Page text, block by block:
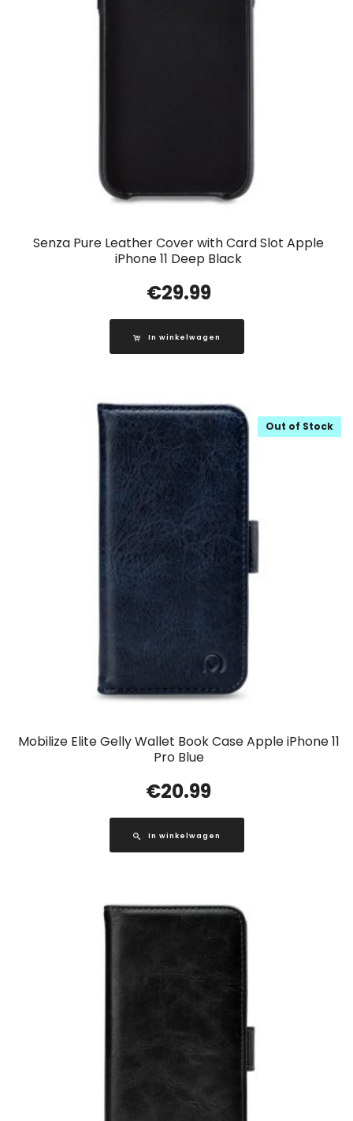
Senza Pure Leather Cover with Card Slot Apple
iPhone 11 Deep Black
€29.99
In winkelwagen
Mobilize Elite Gelly Wallet Book Case Apple iPhone 11
Pro Blue
Out of Stock
€20.99
In winkelwagen